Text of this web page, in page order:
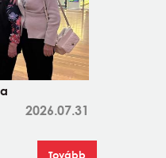
2026.07.31
Tovább